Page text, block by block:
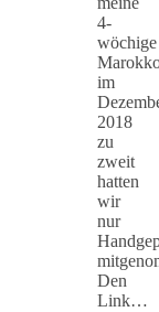
4-
wöchige
im
2018
zu
zweit
hatten
wir
nur
Den
Link…